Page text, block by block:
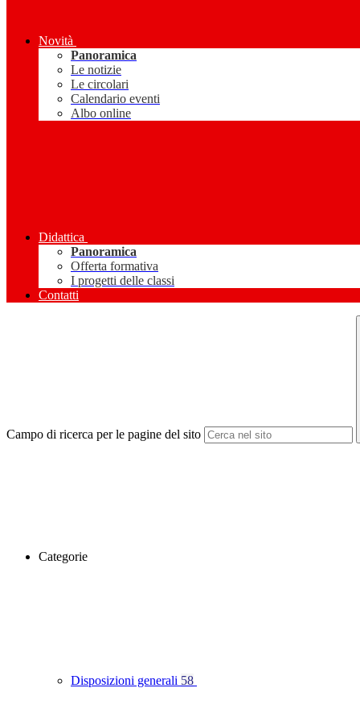
Novità
Panoramica
Le notizie
Le circolari
Calendario eventi
Albo online
Didattica
Panoramica
Offerta formativa
I progetti delle classi
Contatti
Campo di ricerca per le pagine del sito
Categorie
Disposizioni generali 58